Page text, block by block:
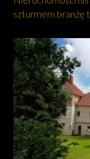
szturmem branżę